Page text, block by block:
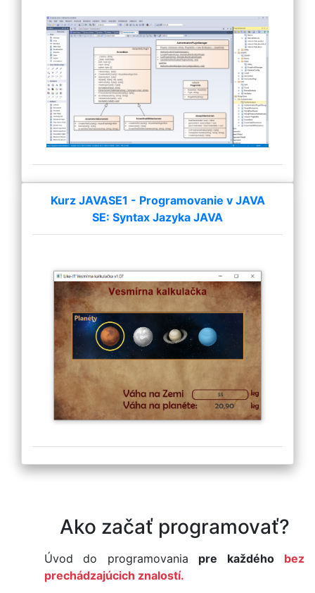
Kurz JAVASE1 - Programovanie v JAVA
SE: Syntax Jazyka JAVA
Ako začať programovať?
Úvod do programovania pre každého
bez
prechádzajúcich znalostí.